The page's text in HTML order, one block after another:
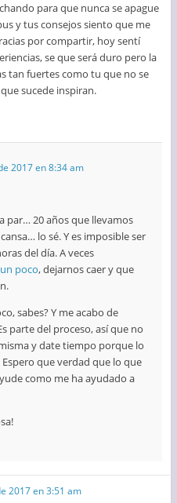
para que nunca se apague
y tus consejos siento que me
por compartir, hoy sentí
se que será duro pero la
tan fuertes como tu que no se
sucede inspiran.
2017 en 8:34 am
par… 20 años que llevamos
lo sé. Y es imposible ser
del día. A veces
poco, dejarnos caer y que
sabes? Y me acabo de
parte del proceso, así que no
y date tiempo porque lo
Espero que verdad que lo que
como me ha ayudado a
2017 en 3:51 am